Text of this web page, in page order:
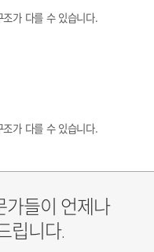
가 다를 수 있습니다.
가 다를 수 있습니다.
가들이 언제나
립니다.